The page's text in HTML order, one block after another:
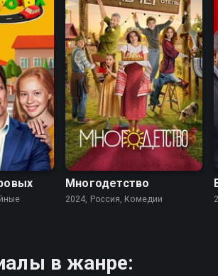
8.0 6.9
Многодетство
2024, Россия, Комедии
в жанре: